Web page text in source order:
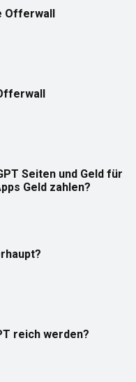
Offerwall
Seiten und Geld für
Geld zahlen?
reich werden?